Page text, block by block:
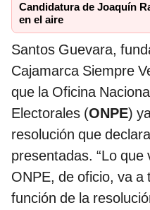
Candidatura de Joaquín
en el aire
Santos Guevara,
Cajamarca Siempre
que la Oficina
Electorales (ONPE)
resolución que
presentadas. “Lo
ONPE, de oficio, va
función de la